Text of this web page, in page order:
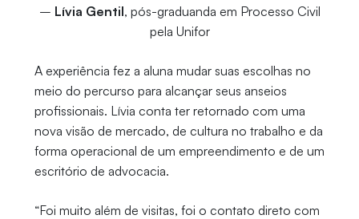
– Lívia Gentil, pós-graduanda em Processo Civil
pela Unifor
A experiência fez a aluna mudar suas escolhas no
meio do percurso para alcançar seus anseios
profissionais. Lívia conta ter retornado com uma
nova visão de mercado, de cultura no trabalho e da
forma operacional de um empreendimento e de um
escritório de advocacia.
“Foi muito além de visitas, foi o contato direto com